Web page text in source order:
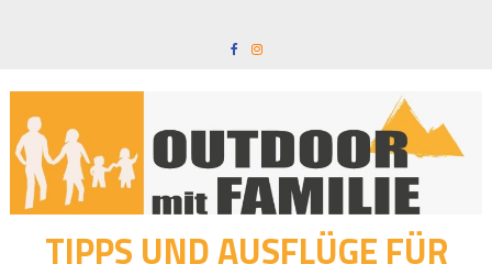
TIPPS UND AUSFLÜGE FÜR